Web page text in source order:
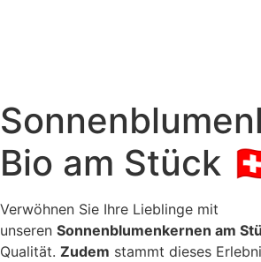
Bio am Stück
Verwöhnen Sie Ihre Lieblinge mit
unseren Sonnenblumenkernen am
Qualität. Zudem stammt dieses